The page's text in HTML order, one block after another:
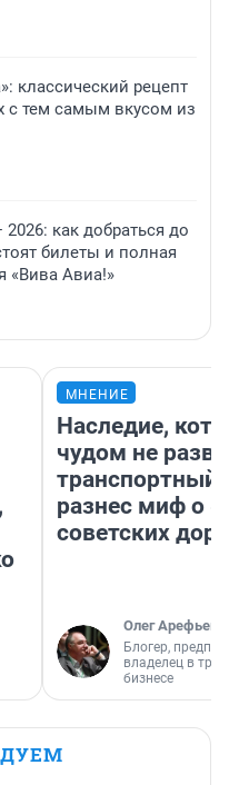
классический рецепт
с тем самым вкусом из
как добраться до
билеты и полная
«Вива Авиа!»
МНЕНИЕ
Наследие,
чудом не
транспортный
разнес миф о
советских
Олег Арефьев
Блогер,
владелец в
бизнесе